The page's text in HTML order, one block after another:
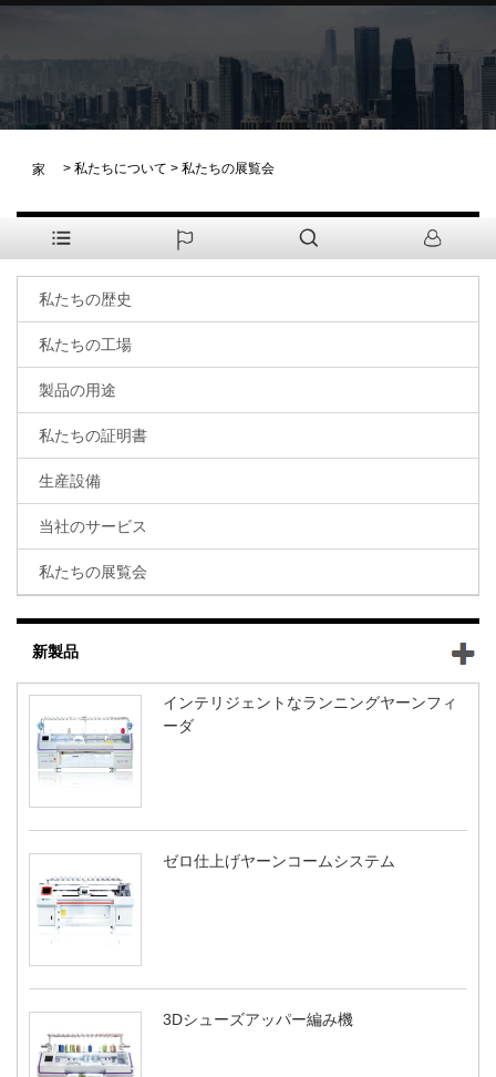
家 > 私たちについて > 私たちの展覧会
私たちについて
私たちの歴史
私たちの工場
製品の用途
私たちの証明書
生産設備
当社のサービス
私たちの展覧会
新製品
インテリジェントなランニングヤーンフィ
ーダ
ゼロ仕上げヤーンコームシステム
3Dシューズアッパー編み機